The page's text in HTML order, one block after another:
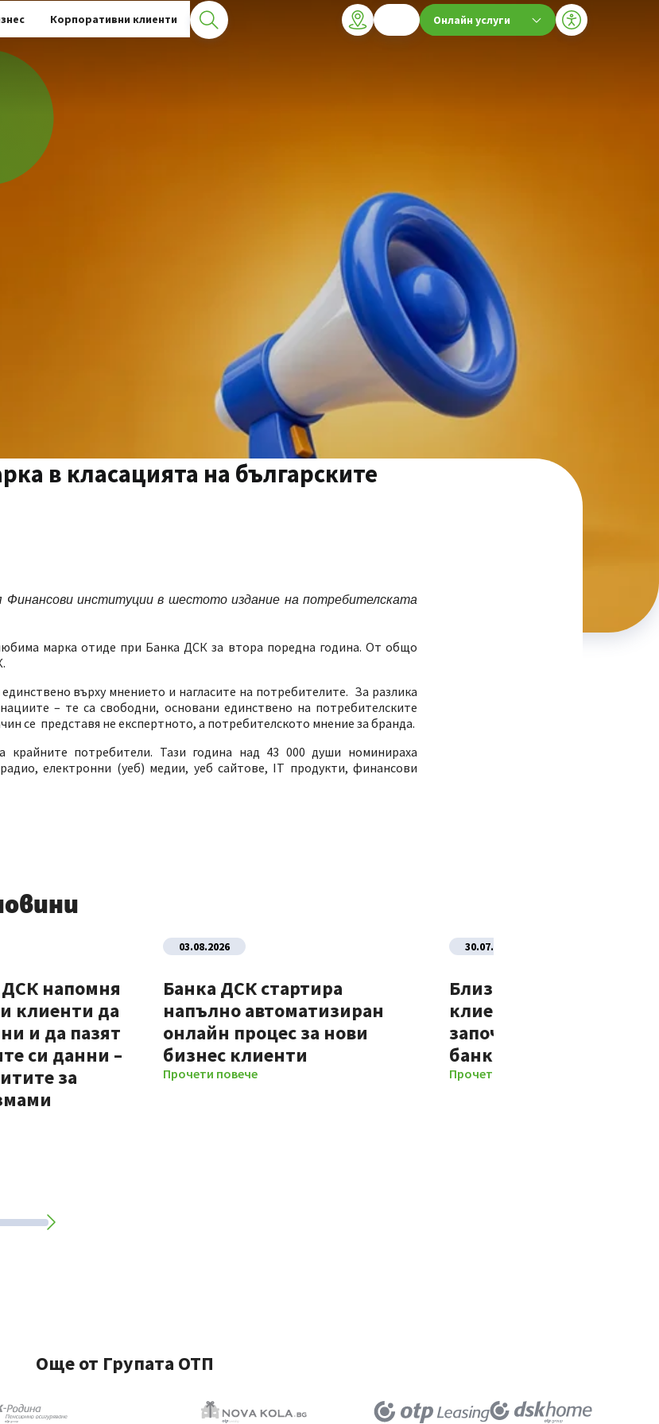
Корпоративни клиенти Онлайн услуги
в класацията на българските
Финансови институции в шестото издание на потребителската
марка отиде при Банка ДСК за втора поредна година. От общо
върху мнението и нагласите на потребителите. За разлика
– те са свободни, основани единствено на потребителските
се представя не експертното, а потребителското мнение за бранда.
крайните потребители. Тази година над 43 000 души номинираха
електронни (уеб) медии, уеб сайтове, IT продукти, финансови
напомня
клиенти да
и да пазят
си данни –
за
03.08.2026
Банка ДСК стартира
напълно автоматизиран
онлайн процес за нови
бизнес клиенти
Прочети повече
30.07.2026
Близо 70% от новите
клиенти на Банка ДСК
започват отношенията
банката изцяло
Прочети повече
Още от Групата ОТП